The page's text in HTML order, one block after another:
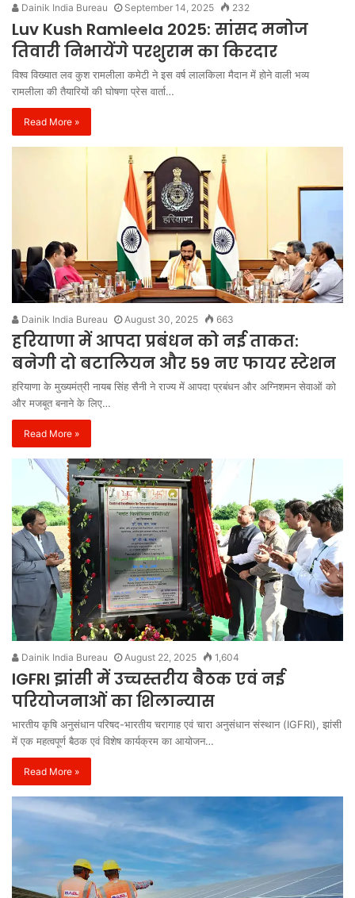
Dainik India Bureau September 14, 2025 232
Luv Kush Ramleela 2025: सांसद मनोज
तिवारी निभायेंगे परशुराम का किरदार
विश्व विख्यात लव कुश रामलीला कमेटी ने इस वर्ष लालकिला मैदान में होने वाली भव्य
रामलीला की तैयारियों की घोषणा प्रेस वार्ता…
Read More »
Dainik India Bureau August 30, 2025 663
हरियाणा में आपदा प्रबंधन को नई ताकत:
बनेगी दो बटालियन और 59 नए फायर स्टेशन
हरियाणा के मुख्यमंत्री नायब सिंह सैनी ने राज्य में आपदा प्रबंधन और अग्निशमन सेवाओं को
और मजबूत बनाने के लिए…
Read More »
Dainik India Bureau August 22, 2025 1,604
IGFRI झांसी में उच्चस्तरीय बैठक एवं नई
परियोजनाओं का शिलान्यास
भारतीय कृषि अनुसंधान परिषद-भारतीय चरागाह एवं चारा अनुसंधान संस्थान (IGFRI), झांसी
में एक महत्वपूर्ण बैठक एवं विशेष कार्यक्रम का आयोजन…
Read More »